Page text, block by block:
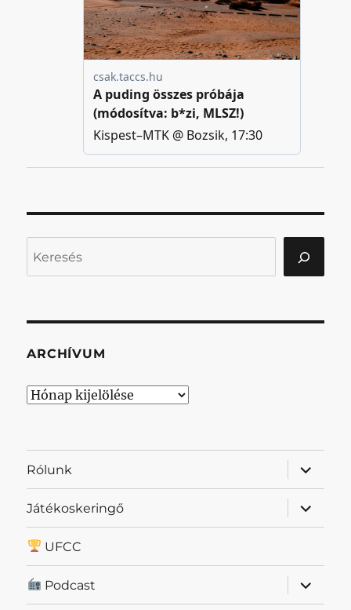
ARCHÍVUM
Archívum
Rólunk
almenü
Játékoskeringő
almenü
UFCC
Podcast
almenü